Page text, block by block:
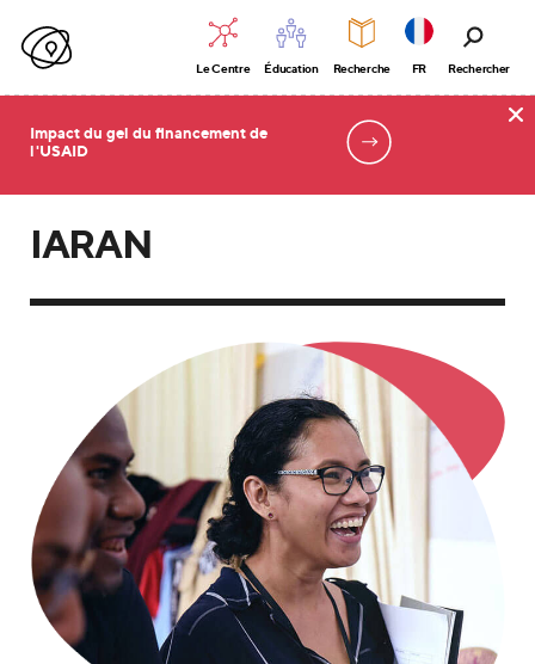
Le Centre Éducation Recherche FR Rechercher
Impact du gel du financement de
l'USAIDAccueil
IARAN